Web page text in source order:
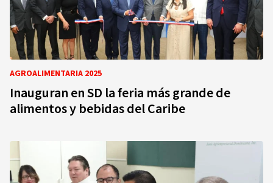
AGROALIMENTARIA 2025
Inauguran en SD la feria más grande de
alimentos y bebidas del Caribe